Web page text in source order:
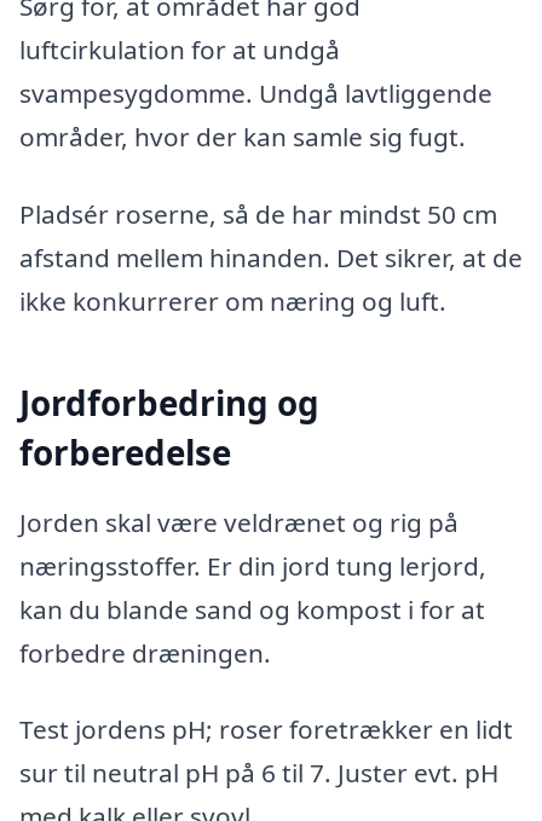
luftcirkulation for at undgå
svampesygdomme. Undgå lavtliggende
områder, hvor der kan samle sig fugt.
Pladsér roserne, så de har mindst 50 cm
afstand mellem hinanden. Det sikrer, at de
ikke konkurrerer om næring og luft.
Jordforbedring og
forberedelse
Jorden skal være veldrænet og rig på
næringsstoffer. Er din jord tung lerjord,
kan du blande sand og kompost i for at
forbedre dræningen.
Test jordens pH; roser foretrækker en lidt
sur til neutral pH på 6 til 7. Juster evt. pH